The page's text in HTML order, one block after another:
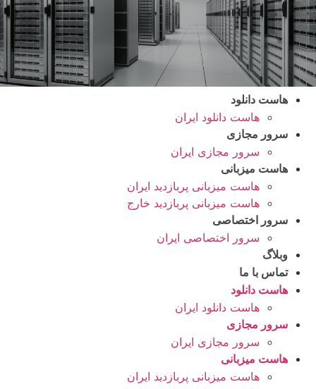
هاست دانلود
هاست دانلود ایران
سرور مجازی
سرور مجازی ایران
هاست میزبانی
هاست میزبانی پربازدید ایران
هاست میزبانی پربازدید خارج
سرور اختصاصی
سرور اختصاصی ایران
وبلاگ
تماس با ما
هاست دانلود
هاست دانلود ایران
سرور مجازی
سرور مجازی ایران
هاست میزبانی
هاست میزبانی پربازدید ایران